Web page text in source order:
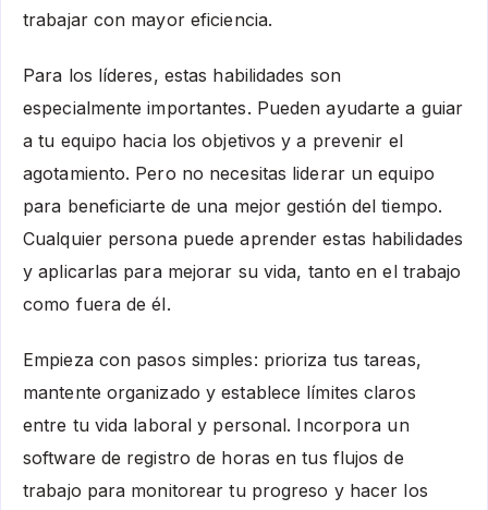
trabajar con mayor eficiencia.
Para los líderes, estas habilidades son
especialmente importantes. Pueden ayudarte a guiar
a tu equipo hacia los objetivos y a prevenir el
agotamiento. Pero no necesitas liderar un equipo
para beneficiarte de una mejor gestión del tiempo.
Cualquier persona puede aprender estas habilidades
y aplicarlas para mejorar su vida, tanto en el trabajo
como fuera de él.
Empieza con pasos simples: prioriza tus tareas,
mantente organizado y establece límites claros
entre tu vida laboral y personal. Incorpora un
software de registro de horas en tus flujos de
trabajo para monitorear tu progreso y hacer los